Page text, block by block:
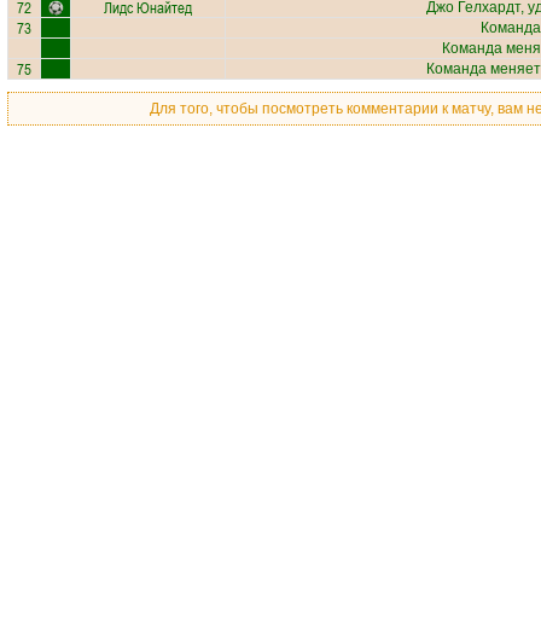
72 Лидс Юнайтед Джо Гелхардт,
73
Команда
75 Команда
Для того, чтобы посмотреть комментарии к матчу, вам